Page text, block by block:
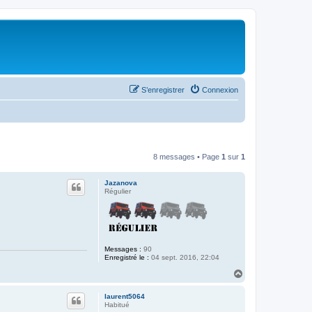
Connexion
S’enregistrer
8 messages • Page 1 sur 1
Jazanova
Régulier
Messages : 90
Enregistré le : 04 sept. 2016, 22:04
laurent5064
Habitué